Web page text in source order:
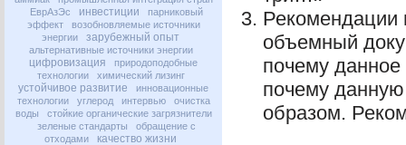
ЕврАзЭс
инвестиции
парниковый
эффект
возобновляемые источники
энергии
зарубежный опыт
альтернативные источники энергии
цифровизация
природоподобные
технологии
химический лизинг
устойчивое развитие
инновационные
технологии
углерод интервью
очистка
воды
стойкие органические загрязнители
зеленые стандарты
обращение с
отходами
качество жизни
Рекомендации
объемный
почему данное
почему данную
образом.